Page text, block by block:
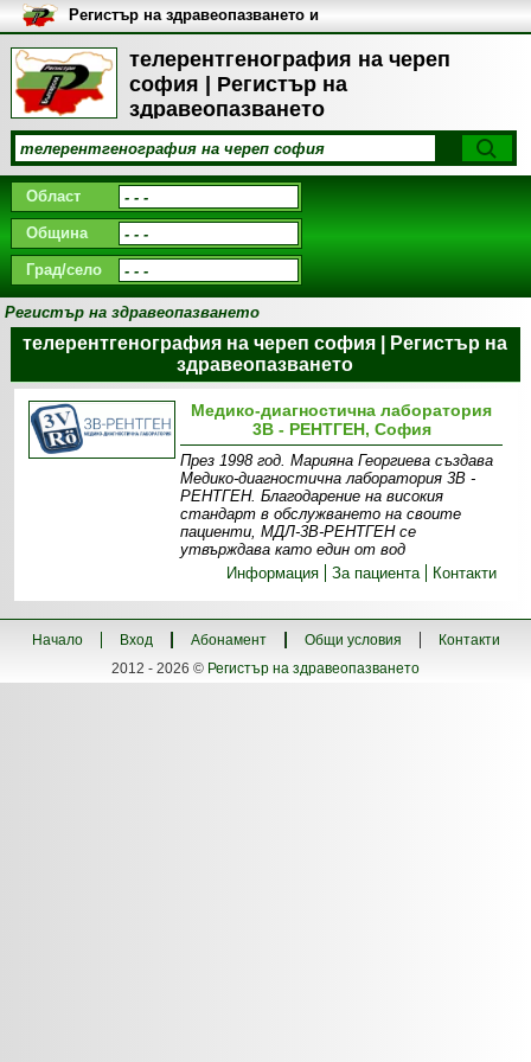
телерентгенография на череп
софия | Регистър на
здравеопазването
Регистър на здравеопазването и
медицинските заведения в
България
Област
Община
Град/село
Регистър на здравеопазването
телерентгенография на череп софия | Регистър на
здравеопазването
Медико-диагностична лаборатория
3В - РЕНТГЕН, София
През 1998 год. Марияна Георгиева създава
Медико-диагностична лаборатория 3В -
РЕНТГЕН. Благодарение на високия
стандарт в обслужването на своите
пациенти, МДЛ-3В-РЕНТГЕН се
утвърждава като един от вод
Информация
За пациента Контакти
Начало Вход Абонамент Общи условия
Контакти
2012 - 2026 © Регистър на здравеопазването